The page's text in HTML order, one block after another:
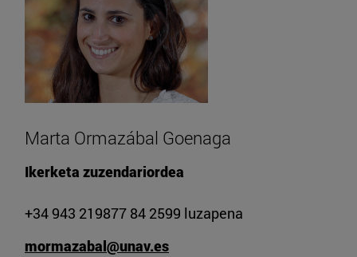
Marta Ormazábal Goenaga
Ikerketa zuzendariordea
+34 943 219877 84 2599 luzapena
mormazabal@unav.es